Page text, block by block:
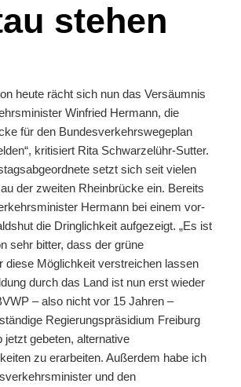
stehen
heute rächt sich nun das Versäumnis
Winfried Hermann, die
für den Bundesverkehrswegeplan
kritisiert Rita Schwarzelühr-Sutter.
setzt sich seit vielen
der zweiten Rheinbrücke ein. Bereits
Hermann bei einem vor-
die Dringlichkeit aufgezeigt. „Es ist
sehr bitter, dass der grüne
diese Möglichkeit verstreichen lassen
durch das Land ist nun erst wieder
– also nicht vor 15 Jahren –
Regierungspräsidium Freiburg
jetzt gebeten, alternative
zu erarbeiten. Außerdem habe ich
und den